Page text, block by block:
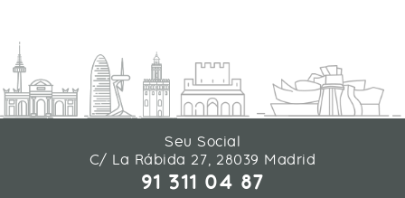
Seu Social
C/ La Rábida 27, 28039 Madrid
91 311 04 87